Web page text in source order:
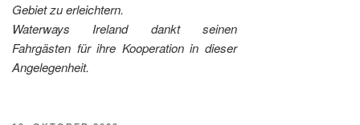
Gebiet zu erleichtern.
Waterways Ireland dankt seinen
Fahrgästen für ihre Kooperation in dieser
Angelegenheit.